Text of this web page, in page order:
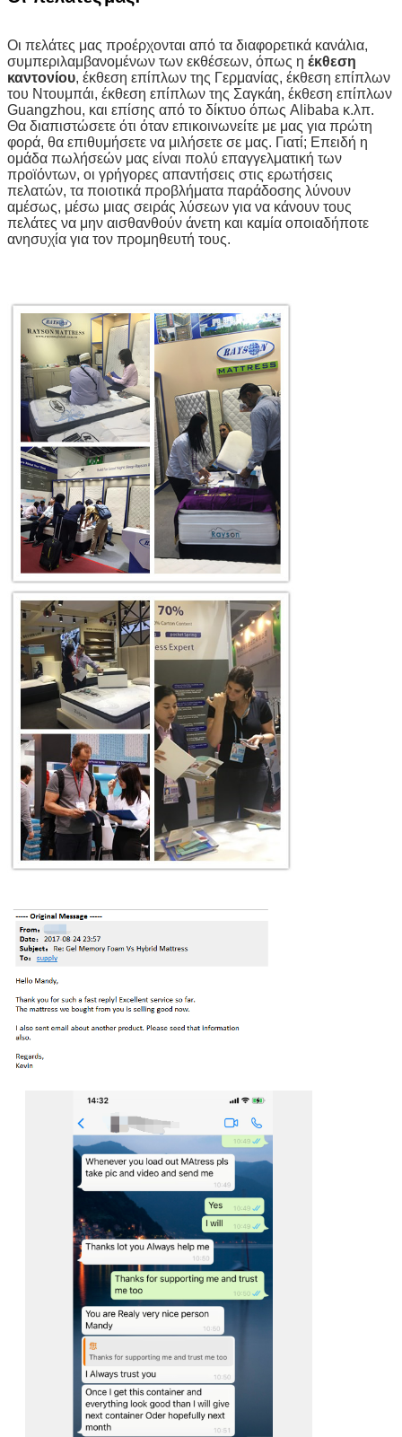
Οι πελάτες μας προέρχονται από τα διαφορετικά κανάλια,
συμπεριλαμβανομένων των εκθέσεων, όπως η έκθεση
καντονίου, έκθεση επίπλων της Γερμανίας, έκθεση επίπλων
του Ντουμπάι, έκθεση επίπλων της Σαγκάη, έκθεση επίπλων
Guangzhou, και επίσης από το δίκτυο όπως Alibaba κ.λπ.
Θα διαπιστώσετε ότι όταν επικοινωνείτε με μας για πρώτη
φορά, θα επιθυμήσετε να μιλήσετε σε μας. Γιατί; Επειδή η
ομάδα πωλήσεών μας είναι πολύ επαγγελματική των
προϊόντων, οι γρήγορες απαντήσεις στις ερωτήσεις
πελατών, τα ποιοτικά προβλήματα παράδοσης λύνουν
αμέσως, μέσω μιας σειράς λύσεων για να κάνουν τους
πελάτες να μην αισθανθούν άνετη και καμία οποιαδήποτε
ανησυχία για τον προμηθευτή τους.